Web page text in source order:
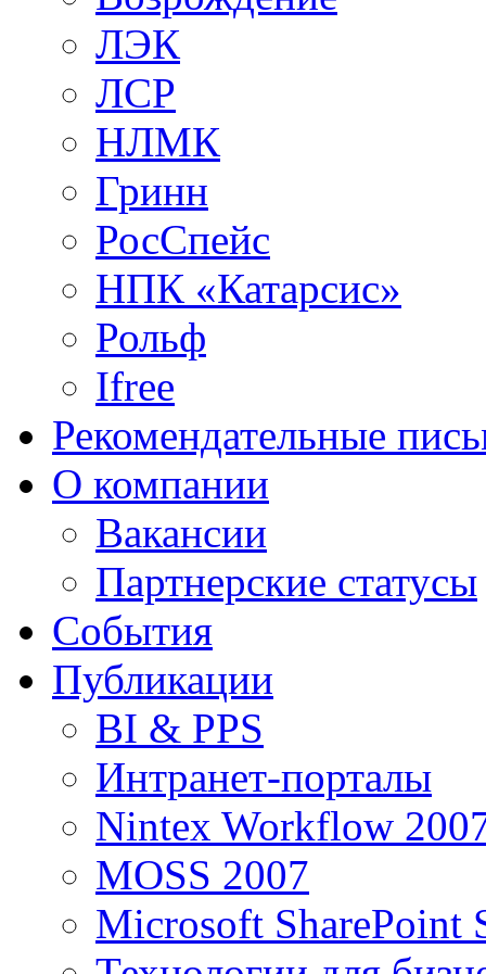
ЛЭК
ЛСР
НЛМК
Гринн
РосСпейс
НПК «Катарсис»
Рольф
Ifree
Рекомендательные
О компании
Вакансии
Партнерские статусы
События
Публикации
BI & PPS
Интранет-порталы
Nintex Workflow
MOSS 2007
Microsoft SharePoint